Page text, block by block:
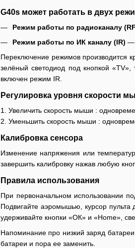
G40s может работать в двух
Режим работы по радиоканалу
Режим работы по ИК каналу (IR) —
Переключение режимов производится
зелёный светодиод под кнопкой
включен режим IR.
Регулировка уровня скорости
1. Увеличить скорость мыши :
2. Уменьшить скорость мыши :
Калибровка сенсора
Изменение напряжения или
завершить калибровку нажав любую
Правила использования
При первоначальном использовании
Подвигайте аэромышью, курсор пульта
удерживайте кнопки «ОК» и «Home»,
Напоминание про низкий заряд
батареи и пора ее заменить.